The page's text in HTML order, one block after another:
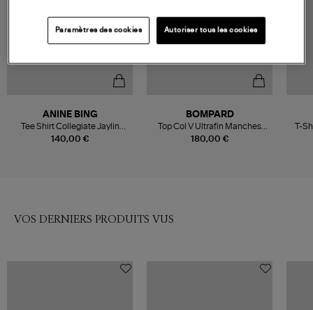
140,00 €
ANINE BING
Tee Shirt Collegiate Jaylin
Cream
180,00 €
BOMPARD
Top Col V Ultrafin Manches
Courtes Naturel
T-
VOS DERNIERS PRODUITS VUS
Paramètres des cookies Autoriser tous les cookies